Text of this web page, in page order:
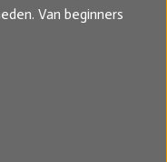
Van beginners